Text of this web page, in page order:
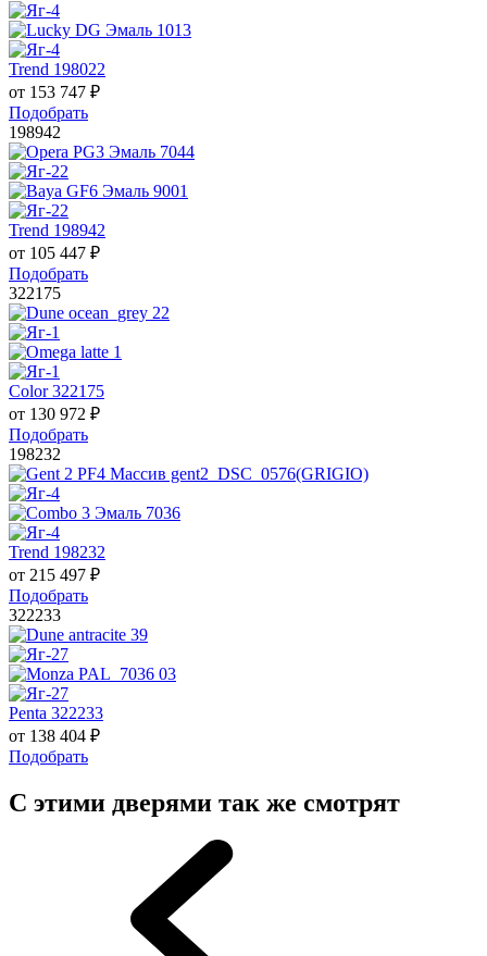
Trend 198022
от 153 747 ₽
Подобрать
198942
Trend 198942
от 105 447 ₽
Подобрать
322175
Color 322175
от 130 972 ₽
Подобрать
198232
Trend 198232
от 215 497 ₽
Подобрать
322233
Penta 322233
от 138 404 ₽
Подобрать
С этими дверями так же смотрят